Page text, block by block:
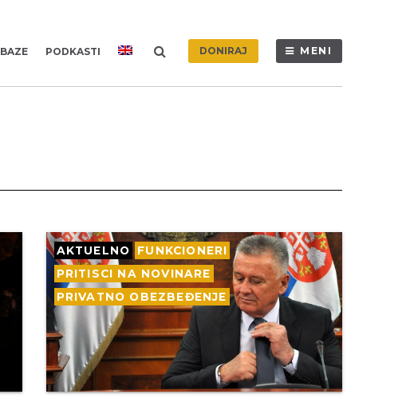
BAZE PODKASTI DONIRAJ MENI
AKTUELNO
FUNKCIONERI
PRITISCI NA NOVINARE
PRIVATNO OBEZBEĐENJE